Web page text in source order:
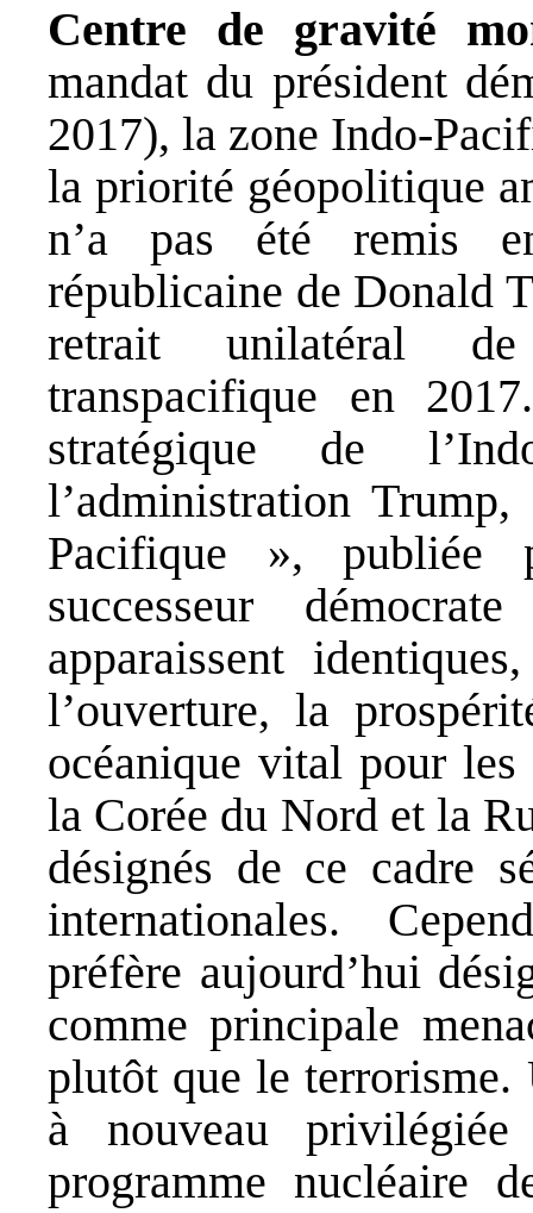
Centre de gravité
mandat du président
2017), la zone Indo-
la priorité géopolitique
n’a pas été remis
républicaine de Donald
retrait unilatéral
transpacifique en
stratégique de
l’administration
Pacifique », publiée
successeur
apparaissent
l’ouverture, la
océanique vital pour
la Corée du Nord et la
désignés de ce cadre
internationales.
préfère aujourd’hui
comme principale
plutôt que le terrorisme.
à nouveau
programme nucléaire